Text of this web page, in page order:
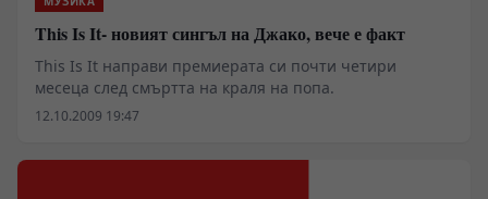
This Is It- новият сингъл на Джако, вече е факт
This Is It направи премиерата си почти четири
месеца след смъртта на краля на попа.
12.10.2009 19:47